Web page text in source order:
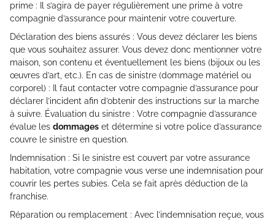
prime : Il s’agira de payer régulièrement une prime à votre
compagnie d’assurance pour maintenir votre couverture.
Déclaration des biens assurés : Vous devez déclarer les biens
que vous souhaitez assurer. Vous devez donc mentionner votre
maison, son contenu et éventuellement les biens (bijoux ou les
œuvres d’art, etc.). En cas de sinistre (dommage matériel ou
corporel) : Il faut contacter votre compagnie d’assurance pour
déclarer l’incident afin d’obtenir des instructions sur la marche
à suivre. Évaluation du sinistre : Votre compagnie d’assurance
évalue les dommages et détermine si votre police d’assurance
couvre le sinistre en question.
Indemnisation : Si le sinistre est couvert par votre assurance
habitation, votre compagnie vous verse une indemnisation pour
couvrir les pertes subies. Cela se fait après déduction de la
franchise.
Réparation ou remplacement : Avec l’indemnisation reçue, vous